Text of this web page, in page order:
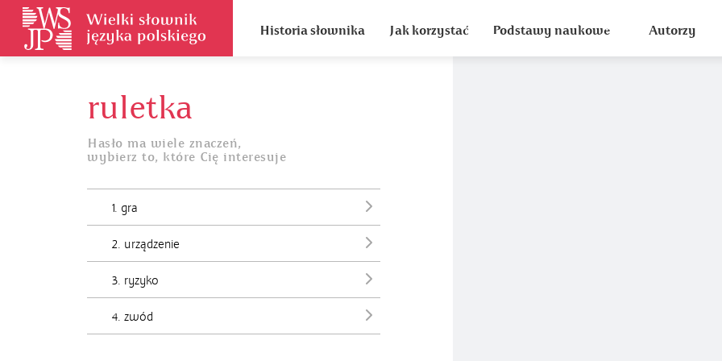
Historia słownika Jak korzystać Podstawy naukowe Autorzy
ruletka
Hasło ma wiele znaczeń,
wybierz to, które Cię interesuje
1. gra
2. urządzenie
3. ryzyko
4. zwód